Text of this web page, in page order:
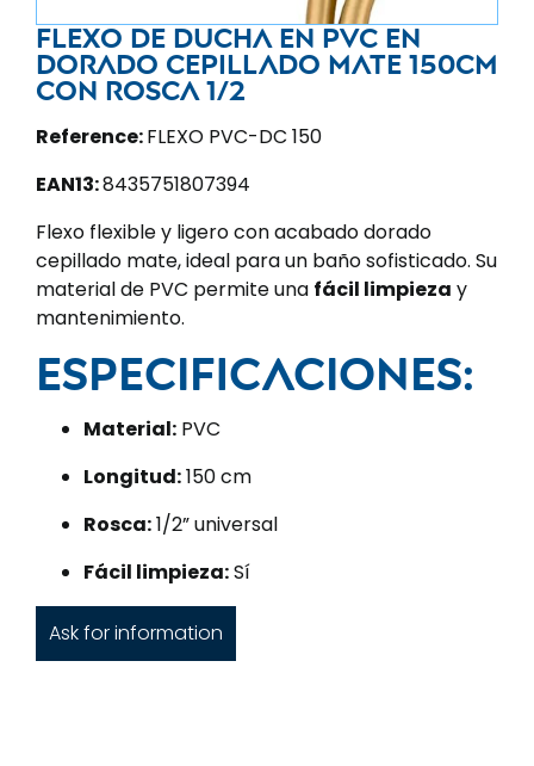
Flexo de ducha en PVC en
dorado cepillado mate 150cm
con rosca 1/2
Reference:FLEXO PVC-DC 150
EAN13:8435751807394
Flexo flexible y ligero con acabado dorado
cepillado mate, ideal para un baño sofisticado. Su
material de PVC permite una fácil limpieza y
mantenimiento.
Especificaciones:
Material: PVC
Longitud:150 cm
Rosca:1/2” universal
Fácil limpieza:Sí
Ask for information